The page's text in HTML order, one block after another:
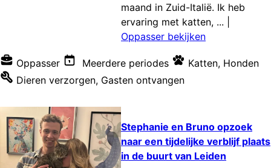
maand in Zuid-Italië. Ik heb
ervaring met katten, ...
Oppasser bekijken
Oppasser Meerdere periodes Katten, Honden
Dieren verzorgen, Gasten ontvangen
Stephanie en Bruno opzoek
naar een tijdelijke verblijf plaats
in de buurt van Leiden